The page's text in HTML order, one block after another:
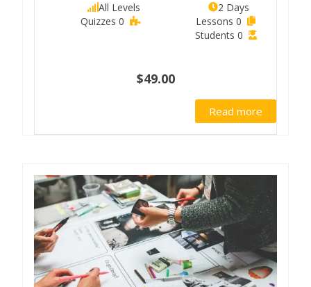
2 Days
All Levels
0 Lessons
0 Quizzes
0 Students
$49.00
Read more